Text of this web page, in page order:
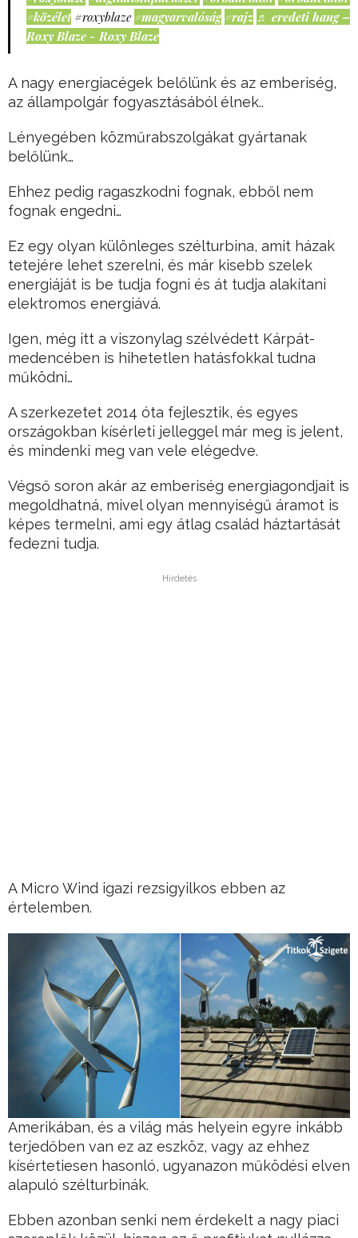
#közélet #roxyblaze #magyarvalóság #rajz ♬ eredeti hang –
Roxy Blaze - Roxy Blaze
A nagy energiacégek belőlünk és az emberiség,
az állampolgár fogyasztásából élnek..
Lényegében közműrabszolgákat gyártanak
belőlünk…
Ehhez pedig ragaszkodni fognak, ebből nem
fognak engedni…
Ez egy olyan különleges szélturbina, amit házak
tetejére lehet szerelni, és már kisebb szelek
energiáját is be tudja fogni és át tudja alakítani
elektromos energiává.
Igen, még itt a viszonylag szélvédett Kárpát-
medencében is hihetetlen hatásfokkal tudna
működni…
A szerkezetet 2014 óta fejlesztik, és egyes
országokban kísérleti jelleggel már meg is jelent,
és mindenki meg van vele elégedve.
Végső soron akár az emberiség energiagondjait is
megoldhatná, mivel olyan mennyiségű áramot is
képes termelni, ami egy átlag család háztartását
fedezni tudja.
Hirdetés
A Micro Wind igazi rezsigyilkos ebben az
értelemben.
Amerikában, és a világ más helyein egyre inkább
terjedőben van ez az eszköz, vagy az ehhez
kísértetiesen hasonló, ugyanazon működési elven
alapuló szélturbinák.
Ebben azonban senki nem érdekelt a nagy piaci